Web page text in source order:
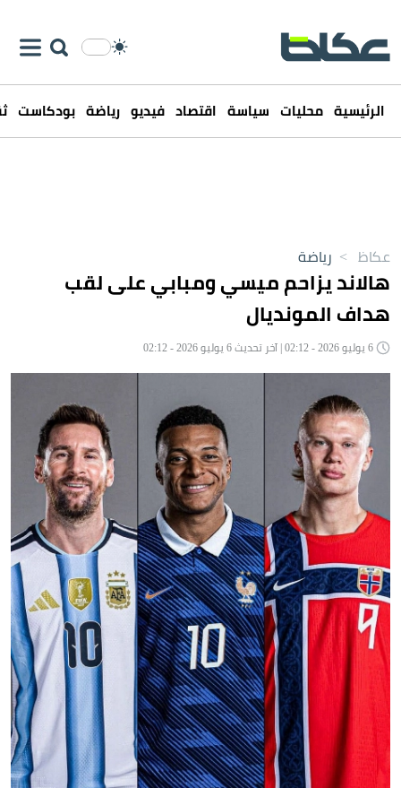
الرئيسية محليات سياسة اقتصاد فيديو رياضة بودكاست
عكاظ > رياضة
هالاند يزاحم ميسي ومبابي على لقب
هداف المونديال